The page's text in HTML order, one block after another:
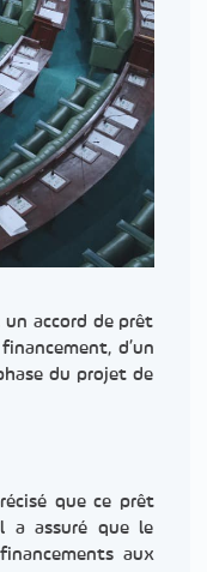
un accord de prêt
d’un
du projet de
que ce prêt
a assuré que le
aux